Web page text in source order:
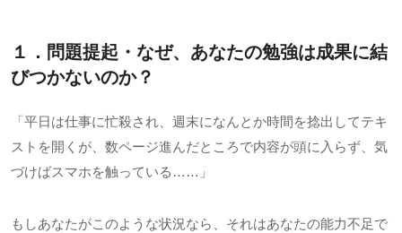
１．問題提起・なぜ、あなたの勉強は成果に結
びつかないのか？
「平日は仕事に忙殺され、週末になんとか時間を捻出してテキ
ストを開くが、数ページ進んだところで内容が頭に入らず、気
づけばスマホを触っている……」
もしあなたがこのような状況なら、それはあなたの能力不足で